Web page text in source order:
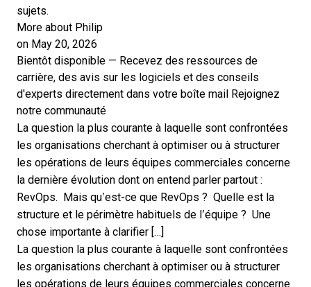
sujets.
More about Philip
on May 20, 2026
Bientôt disponible — Recevez des ressources de
carrière, des avis sur les logiciels et des conseils
d'experts directement dans votre boîte mail
Rejoignez
notre communauté
La question la plus courante à laquelle sont confrontées
les organisations cherchant à optimiser ou à structurer
les opérations de leurs équipes commerciales concerne
la dernière évolution dont on entend parler partout :
RevOps. Mais qu’est-ce que RevOps ? Quelle est la
structure et le périmètre habituels de l’équipe ? Une
chose importante à clarifier […]
La question la plus courante à laquelle sont confrontées
les organisations cherchant à optimiser ou à structurer
les opérations de leurs équipes commerciales concerne